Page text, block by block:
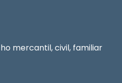
mercantil, civil, familiar